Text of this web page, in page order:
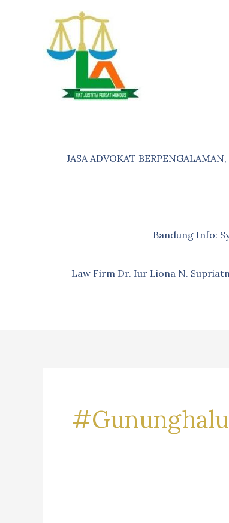
JASA ADVOKAT
Bandung Info:
Law Firm Dr. Iur Liona N.